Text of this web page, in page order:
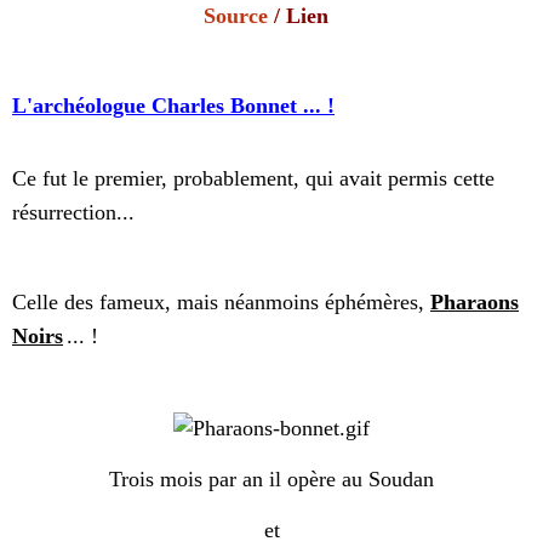
Source/ Lien
L'archéologue Charles Bonnet ... !
Ce fut le premier, probablement, qui avait permis cette
résurrection...
Celle des fameux, mais néanmoins éphémères, Pharaons
Noirs ... !
Trois mois par an il opère au Soudan
et